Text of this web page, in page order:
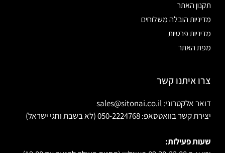
תקנון האתר
מדיניות הובלה משלוחים
מדיניות פרטיות
מפת האתר
צרו איתנו קשר
דואר אלקטרוני: sales@sitonai.co.il
יצירת קשר בוואטסאפ: 050-2224768 (לא בשבת וחגי ישראל)
שעות פעילות: